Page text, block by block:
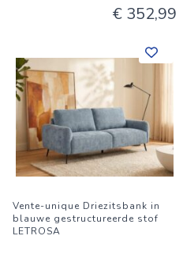
€ 352,99
Vente-unique Driezitsbank in
blauwe gestructureerde stof
LETROSA